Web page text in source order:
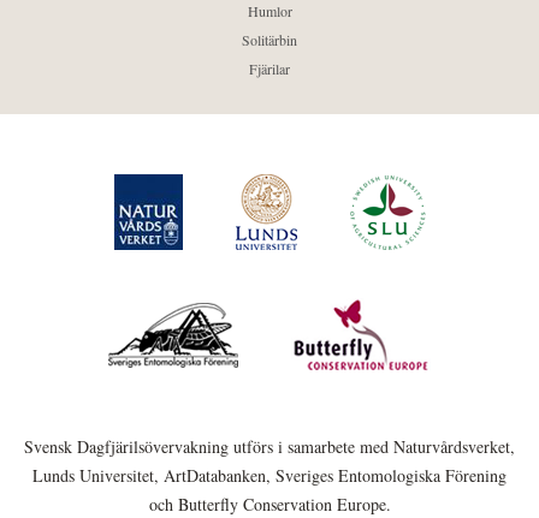
Humlor
Solitärbin
Fjärilar
Svensk Dagfjärilsövervakning utförs i samarbete med Naturvårdsverket,
Lunds Universitet, ArtDatabanken, Sveriges Entomologiska Förening
och Butterfly Conservation Europe.